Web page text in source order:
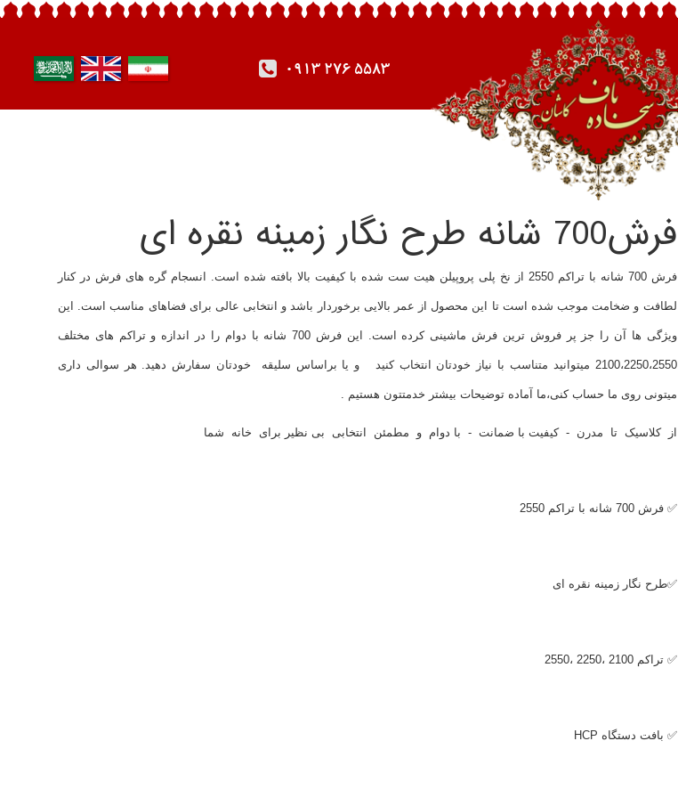
0913 276 5583
فرش700 شانه طرح نگار زمینه نقره ای
فرش 700 شانه با تراکم 2550 از نخ پلی پروپیلن هیت ست شده با کیفیت بالا بافته شده است. انسجام گره های فرش در کنار
لطافت و ضخامت موجب شده است تا این محصول از عمر بالایی برخوردار باشد و انتخابی عالی برای فضاهای مناسب است. این
ویژگی ها آن را جز پر فروش ترین فرش ماشینی کرده است. این فرش 700 شانه با دوام را در اندازه و تراکم های مختلف
2100،2250،2550 میتوانید متناسب با نیاز خودتان انتخاب کنید و یا براساس سلیقه خودتان سفارش دهید. هر سوالی داری
میتونی روی ما حساب کنی،ما آماده توضیحات بیشتر خدمتتون هستیم .
از کلاسیک تا مدرن - کیفیت با ضمانت - با دوام و مطمئن انتخابی بی نظیر برای خانه شما
✅ فرش 700 شانه با تراکم 2550
✅طرح نگار زمینه نقره ای
✅ تراکم 2100 ،2250 ،2550
✅ بافت دستگاه HCP